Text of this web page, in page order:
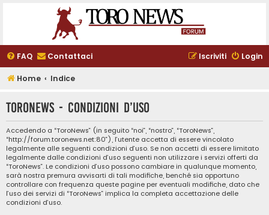
FAQ Contattaci Login
Iscriviti
Home Indice
ToroNews - Condizioni d’uso
Accedendo a “ToroNews” (in seguito “noi”, “nostro”, “ToroNews”,
“http://forum.toronews.net:80”), l’utente accetta di essere vincolato
legalmente alle seguenti condizioni d’uso. Se non accetti di essere limitato
legalmente dalle condizioni d’uso seguenti non utilizzare i servizi offerti da
“ToroNews”. Le condizioni d’uso possono cambiare in qualunque momento,
sarà nostra premura avvisarti di tali modifiche, benché sia opportuno
controllare con frequenza queste pagine per eventuali modifiche, dato che
l’uso dei servizi di “ToroNews” implica la completa accettazione delle
condizioni d’uso.